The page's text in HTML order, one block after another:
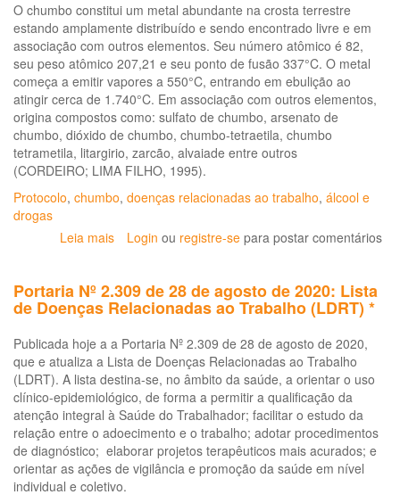
de
procedimentos
para
os
serviços
de
saúde
(LDRT
1999)
O chumbo constitui um metal abundante na crosta terrestre
estando amplamente distribuído e sendo encontrado livre e em
associação com outros elementos. Seu número atômico é 82,
seu peso atômico 207,21 e seu ponto de fusão 337°C. O metal
começa a emitir vapores a 550°C, entrando em ebulição ao
atingir cerca de 1.740°C. Em associação com outros elementos,
origina compostos como: sulfato de chumbo, arsenato de
chumbo, dióxido de chumbo, chumbo-tetraetila, chumbo
tetrametila, litargirio, zarcão, alvaiade entre outros
(CORDEIRO; LIMA FILHO, 1995).
Protocolo, chumbo, doenças relacionadas ao trabalho, álcool e
drogas
Leia mais sobre
Atenção
à
dos
trabalhadores
expostos
ao
chumbo
metálico
Login ou registre-se para postar comentários
Portaria Nº 2.309 de 28 de agosto de 2020: Lista
de Doenças Relacionadas ao Trabalho (LDRT) *
Publicada hoje a a Portaria Nº 2.309 de 28 de agosto de 2020,
que e atualiza a Lista de Doenças Relacionadas ao Trabalho
(LDRT). A lista destina-se, no âmbito da saúde, a orientar o uso
clínico-epidemiológico, de forma a permitir a qualificação da
atenção integral à Saúde do Trabalhador; facilitar o estudo da
relação entre o adoecimento e o trabalho; adotar procedimentos
de diagnóstico; elaborar projetos terapêuticos mais acurados; e
orientar as ações de vigilância e promoção da saúde em nível
individual e coletivo.